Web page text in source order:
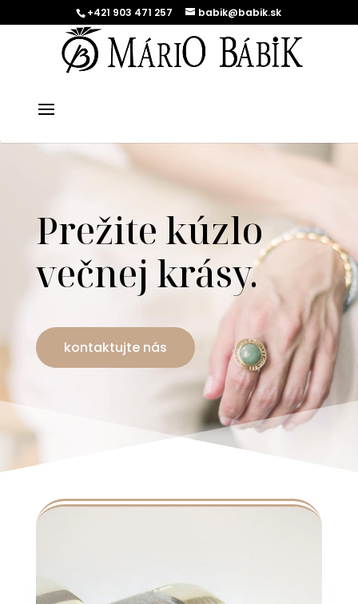
+421 903 471 257 babik@babik.sk
Prežite kúzlo
večnej krásy.
kontaktujte nás